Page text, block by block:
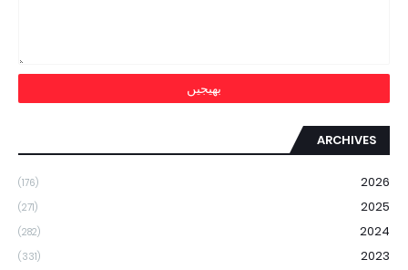
ARCHIVES
2026
(176)
2025
(271)
2024
(282)
2023
(331)